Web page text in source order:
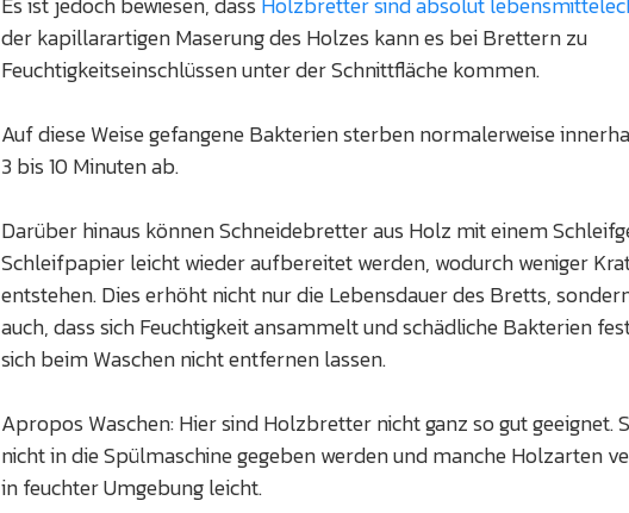
der kapillarartigen Maserung des Holzes kann es bei Brettern zu
Feuchtigkeitseinschlüssen unter der Schnittfläche kommen.
Auf diese Weise gefangene Bakterien sterben normalerweise
3 bis 10 Minuten ab.
Darüber hinaus können Schneidebretter aus Holz mit einem
Schleifpapier leicht wieder aufbereitet werden, wodurch weniger
entstehen. Dies erhöht nicht nur die Lebensdauer des Bretts,
auch, dass sich Feuchtigkeit ansammelt und schädliche Bakterien
sich beim Waschen nicht entfernen lassen.
Apropos Waschen: Hier sind Holzbretter nicht ganz so gut geeignet.
nicht in die Spülmaschine gegeben werden und manche Holzarten
in feuchter Umgebung leicht.